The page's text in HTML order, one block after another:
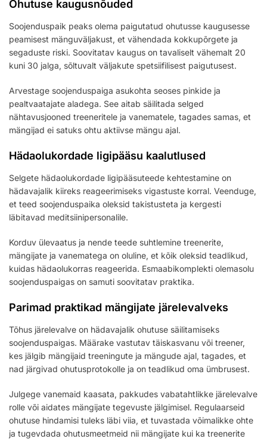
Ohutuse kaugusnõuded
Soojenduspaik peaks olema paigutatud ohutusse kaugusesse
peamisest mänguväljakust, et vähendada kokkupõrgete ja
segaduste riski. Soovitatav kaugus on tavaliselt vähemalt 20
kuni 30 jalga, sõltuvalt väljakute spetsiifilisest paigutusest.
Arvestage soojenduspaiga asukohta seoses pinkide ja
pealtvaatajate aladega. See aitab säilitada selged
nähtavusjooned treeneritele ja vanematele, tagades samas, et
mängijad ei satuks ohtu aktiivse mängu ajal.
Hädaolukordade ligipääsu kaalutlused
Selgete hädaolukordade ligipääsuteede kehtestamine on
hädavajalik kiireks reageerimiseks vigastuste korral. Veenduge,
et teed soojenduspaika oleksid takistusteta ja kergesti
läbitavad meditsiinipersonalile.
Korduv ülevaatus ja nende teede suhtlemine treenerite,
mängijate ja vanematega on oluline, et kõik oleksid teadlikud,
kuidas hädaolukorras reageerida. Esmaabikomplekti olemasolu
soojenduspaigas on samuti soovitatav praktika.
Parimad praktikad mängijate järelevalveks
Tõhus järelevalve on hädavajalik ohutuse säilitamiseks
soojenduspaigas. Määrake vastutav täiskasvanu või treener,
kes jälgib mängijaid treeningute ja mängude ajal, tagades, et
nad järgivad ohutusprotokolle ja on teadlikud oma ümbrusest.
Julgege vanemaid kaasata, pakkudes vabatahtlikke järelevalve
rolle või aidates mängijate tegevuste jälgimisel. Regulaarseid
ohutuse hindamisi tuleks läbi viia, et tuvastada võimalikke ohte
ja tugevdada ohutusmeetmeid nii mängijate kui ka treenerite